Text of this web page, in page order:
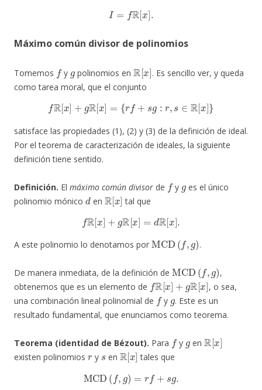
I= R[x].
Máximo común divisor de polinomios
Tomemos y polinomios en
R [x ]
. Es sencillo ver, y queda
como tarea moral, que el conjunto
fR [ x]+gR[ x] ={rf+ s g:r s ∈ R [x ]}
satisface las propiedades (1), (2) y (3) de la definición de ideal.
Por el teorema de caracterización de ideales, la siguiente
definición tiene sentido.
Definición. El máximo común divisor de y
es el único
polinomio mónico
d
en
R[x]
tal que
fR[x + gR[x] R[x].
A este polinomio lo denotamos por
MCD f, g
.
De manera inmediata, de la definición de
MCD f, g
,
obtenemos que es un elemento de
fR[x]+gR[x ]
, o sea,
una combinación lineal polinomial de
f
y
g
. Este es un
resultado fundamental, que enunciamos como teorema.
Teorema (identidad de Bézout). Para y en
R [x ]
existen polinomios
r
y
s
en
R[x]
tales que
MCD( ,g rf+s g